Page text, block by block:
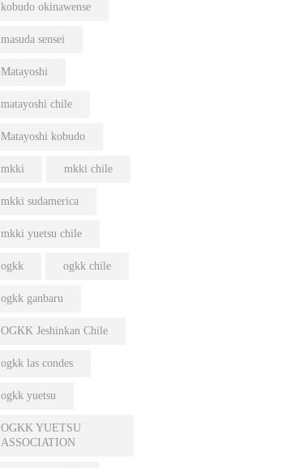
kobudo okinawense
masuda sensei
Matayoshi
matayoshi chile
Matayoshi kobudo
mkki mkki chile
mkki sudamerica
mkki yuetsu chile
ogkk ogkk chile
ogkk ganbaru
OGKK Jeshinkan Chile
ogkk las condes
ogkk yuetsu
OGKK YUETSU
ASSOCIATION